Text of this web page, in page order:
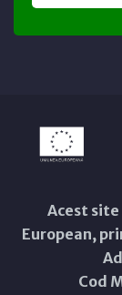
Acest
European,
Cod